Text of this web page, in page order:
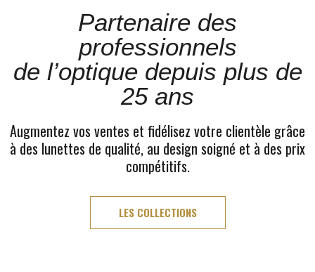
Partenaire des
professionnels
de l’optique depuis plus de
25 ans
Augmentez vos ventes et fidélisez votre clientèle grâce
à des lunettes de qualité, au design soigné et à des prix
compétitifs.
LES COLLECTIONS